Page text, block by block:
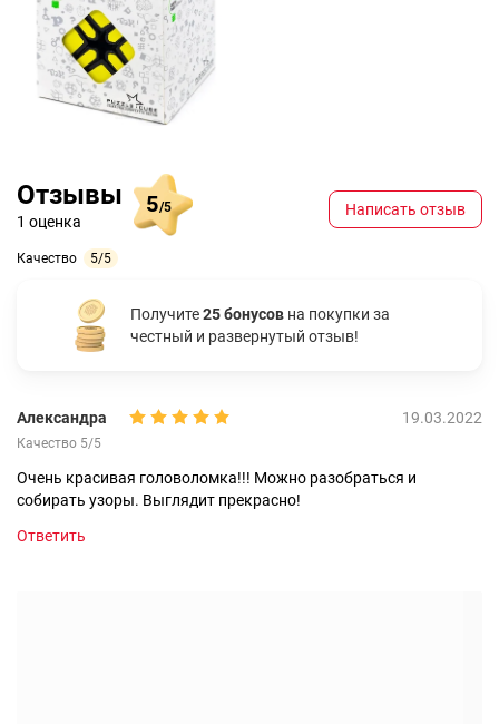
Отзывы
1 оценка
5/5
Качество 5/5
Написать отзыв
Получите25 бонусов на покупки за
честный и развернутый отзыв!
Александра 19.03.2022
Качество 5/5
Очень красивая головоломка!!! Можно разобраться и
собирать узоры. Выглядит прекрасно!
Ответить